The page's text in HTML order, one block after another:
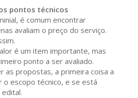
pontos técnicos
é comum encontrar
avaliam o preço do serviço.
é um item importante, mas
ponto a ser avaliado.
as propostas, a primeira coisa a
o escopo técnico, e se está